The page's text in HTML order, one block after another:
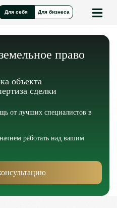
Для себя Для бизнеса
право
объекта
сделки
от лучших специалистов в
работать над вашим